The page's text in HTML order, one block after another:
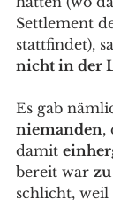
Settlement
stattfindet),
nicht in der
Es gab
niemanden,
damit
bereit war
schlicht, weil